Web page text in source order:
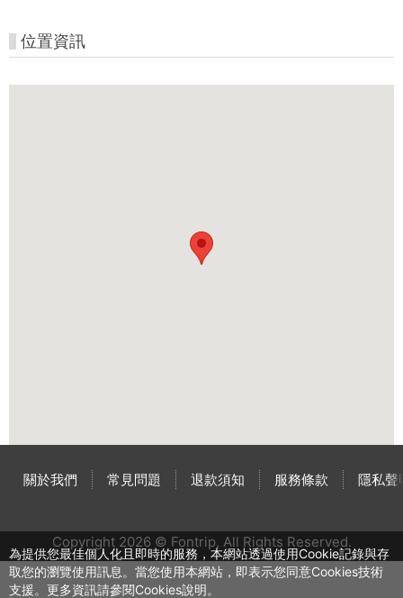
位置資訊
關於我們 常見問題 退款須知 服務條款 隱私聲
Copyright 2026 © Fontrip, All Rights Reserved.
為提供您最佳個人化且即時的服務，本網站透過使用Cookie記錄與存
取您的瀏覽使用訊息。當您使用本網站，即表示您同意Cookies技術
支援。更多資訊請參閱Cookies說明。